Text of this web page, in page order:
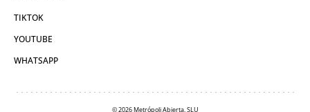
TIKTOK
YOUTUBE
WHATSAPP
© 2026 Metrópoli Abierta, SLU